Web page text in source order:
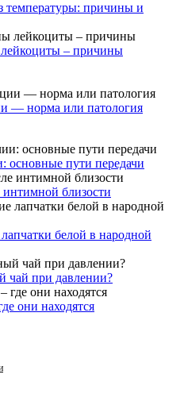
температуры: причины и
– причины
— норма или патология
основные пути передачи
близости
белой в народной
чай при давлении?
они находятся